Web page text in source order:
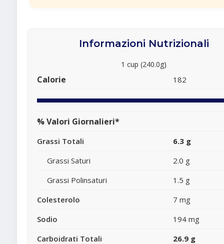
Informazioni Nutrizionali
1 cup (240.0g)
Calorie 182
% Valori Giornalieri*
Grassi Totali
6.3 g
Grassi Saturi
2.0 g
Grassi Polinsaturi
1.5 g
Colesterolo
7 mg
Sodio
194 mg
Carboidrati Totali
26.9 g